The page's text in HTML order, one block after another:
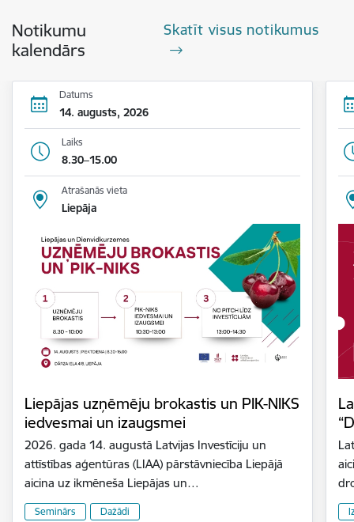
Notikumu
kalendārs
Skatīt visus notikumus
Datums
14. augusts, 2026
Laiks
8.30–15.00
Atrašanās vieta
Liepāja
Liepājas uzņēmēju brokastis un PIK-NIKS
iedvesmai un izaugsmei
2026. gada 14. augustā Latvijas Investīciju un
attīstības aģentūras (LIAA) pārstāvniecība Liepājā
aicina uz ikmēneša Liepājas un…
Seminārs Dažādi